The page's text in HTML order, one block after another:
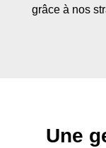
grâce à nos
Une